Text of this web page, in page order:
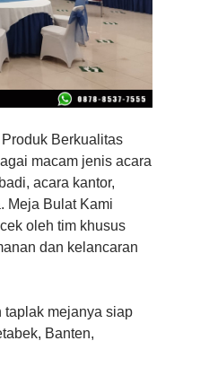
Berkualitas
macam jenis acara
acara kantor,
Meja Bulat Kami
oleh tim khusus
dan kelancaran
taplak mejanya siap
Banten,